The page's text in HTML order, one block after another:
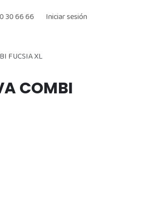
30 66 66 Iniciar sesión
FUCSIA XL
COMBI